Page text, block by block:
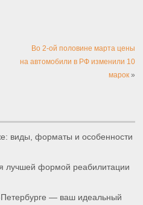
Во 2-ой половине марта цены
на автомобили в РФ изменили 10
марок»
виды, форматы и особенности
лучшей формой реабилитации
Петербурге — ваш идеальный